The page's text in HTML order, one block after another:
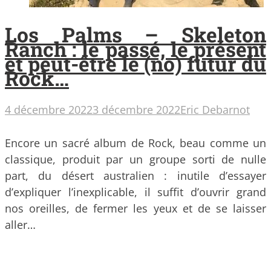
Los Palms – Skeleton
Ranch : le passé, le présent
et peut-être le (no) futur du
Rock…
4 décembre 20223 décembre 2022Eric Debarnot
Encore un sacré album de Rock, beau comme un
classique, produit par un groupe sorti de nulle
part, du désert australien : inutile d’essayer
d’expliquer l’inexplicable, il suffit d’ouvrir grand
nos oreilles, de fermer les yeux et de se laisser
aller…